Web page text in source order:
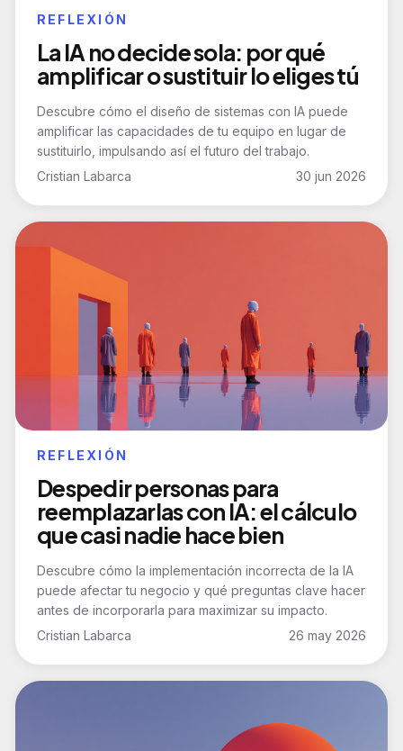
REFLEXIÓN
La IA no decide sola: por qué
amplificar o sustituir lo eliges tú
Descubre cómo el diseño de sistemas con IA puede
amplificar las capacidades de tu equipo en lugar de
sustituirlo, impulsando así el futuro del trabajo.
Cristian Labarca
30 jun 2026
REFLEXIÓN
Despedir personas para
reemplazarlas con IA: el cálculo
que casi nadie hace bien
Descubre cómo la implementación incorrecta de la IA
puede afectar tu negocio y qué preguntas clave hacer
antes de incorporarla para maximizar su impacto.
Cristian Labarca
26 may 2026